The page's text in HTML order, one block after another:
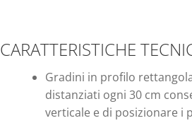
CARATTERISTICHE
Gradini in profilo
distanziati ogni 30 cm
verticale e di posizionare i